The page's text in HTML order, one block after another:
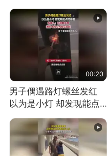
长大：挖了140多朵
00:20
男子偶遇路灯螺丝发红
以为是小灯 却发现能点
燃香烟 当事人：已报警
处理